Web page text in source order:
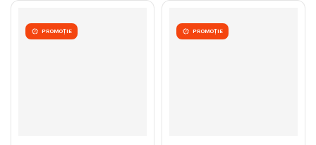
PROMOȚIE PROMOȚIE